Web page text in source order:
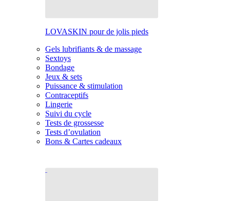
LOVASKIN pour de jolis pieds
Gels lubrifiants & de massage
Sextoys
Bondage
Jeux & sets
Puissance & stimulation
Contraceptifs
Lingerie
Suivi du cycle
Tests de grossesse
Tests d’ovulation
Bons & Cartes cadeaux